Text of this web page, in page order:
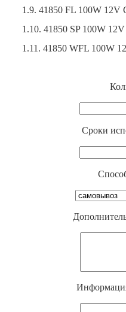
1.9. 41850 FL 100W 12V
1.10. 41850 SP 100W
1.11. 41850 WFL 100W
Cроки